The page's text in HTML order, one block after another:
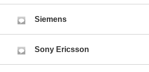
Siemens
Sony Ericsson